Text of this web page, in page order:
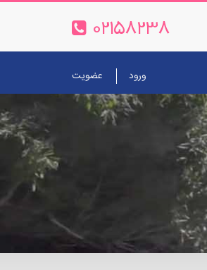
02158238
ورود عضویت